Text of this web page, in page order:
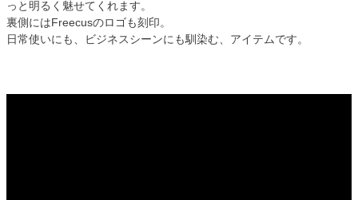
っと明るく魅せてくれます。
裏側にはFreecusのロゴも刻印。
日常使いにも、ビジネスシーンにも馴染む、アイテムです。